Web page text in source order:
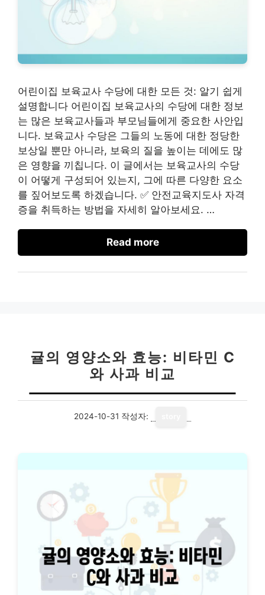
어린이집 보육교사 수당에 대한 모든 것: 알기 쉽게
설명합니다 어린이집 보육교사의 수당에 대한 정보
는 많은 보육교사들과 부모님들에게 중요한 사안입
니다. 보육교사 수당은 그들의 노동에 대한 정당한
보상일 뿐만 아니라, 보육의 질을 높이는 데에도 많
은 영향을 끼칩니다. 이 글에서는 보육교사의 수당
이 어떻게 구성되어 있는지, 그에 따른 다양한 요소
를 짚어보도록 하겠습니다. ✅ 안전교육지도사 자격
증을 취득하는 방법을 자세히 알아보세요. …
Read more
귤의 영양소와 효능: 비타민 C
와 사과 비교
2024-10-31 작성자: